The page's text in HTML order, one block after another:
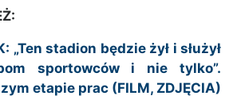
„Ten stadion będzie żył i służył
sportowców i nie tylko”.
etapie prac (FILM, ZDJĘCIA)